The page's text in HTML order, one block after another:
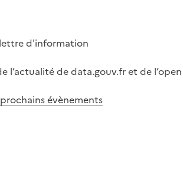
d'information
l’actualité de data.gouv.fr et de
évènements